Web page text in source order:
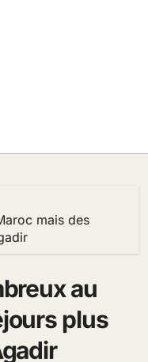
mais des
au
plus